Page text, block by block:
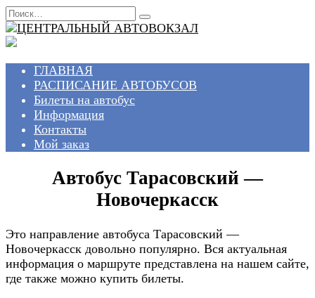
Перейти
к
содержанию
Search
for:
ГЛАВНАЯ
РАСПИСАНИЕ АВТОБУСОВ
Билеты на автобус
Информация
Контакты
Мой заказ
Автобус Тарасовский —
Новочеркасск
Это направление автобуса Тарасовский —
Новочеркасск довольно популярно. Вся актуальная
информация о маршруте представлена на нашем сайте,
где также можно купить билеты.